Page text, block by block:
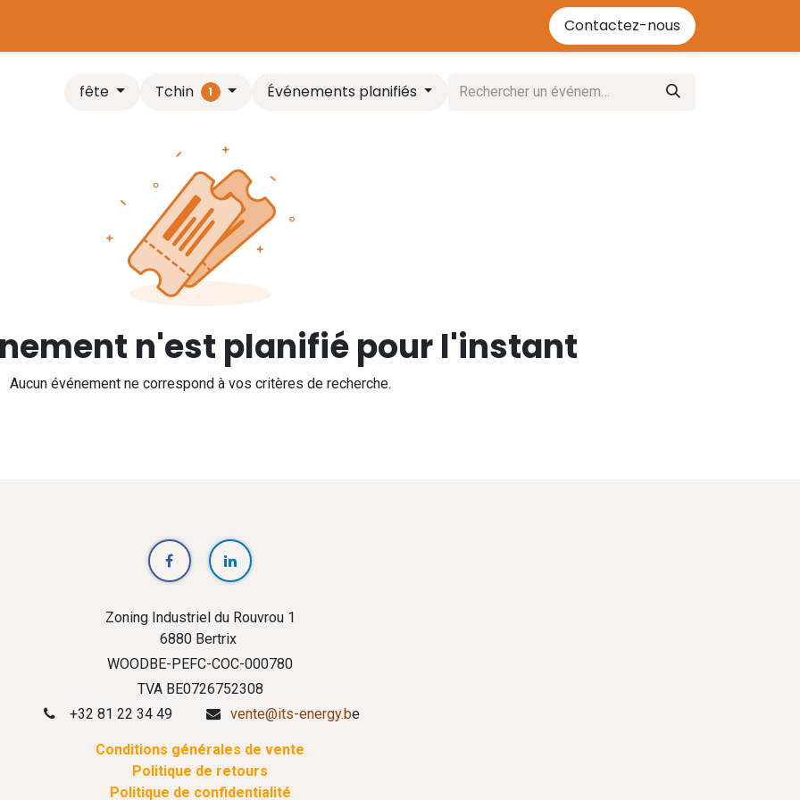
Contactez-nous Événements
Contactez-nous
fête Tchin 1 Événements planifiés
n'est planifié pour l'instant
Aucun événement ne correspond à vos critères de recherche.
Zoning Industriel du Rouvrou 1
6880 Bertrix
WOODBE-PEFC-COC-000780
TVA BE0726752308
+32 81 22 34 49
vente@its-energy.be
Conditions générales de vente
Politique de retours
Politique de confidentialité